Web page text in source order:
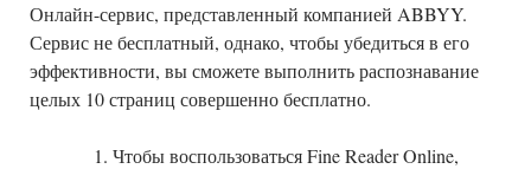
Онлайн-сервис, представленный компанией ABBYY.
Сервис не бесплатный, однако, чтобы убедиться в его
эффективности, вы сможете выполнить распознавание
целых 10 страниц совершенно бесплатно.
Чтобы воспользоваться Fine Reader Online,